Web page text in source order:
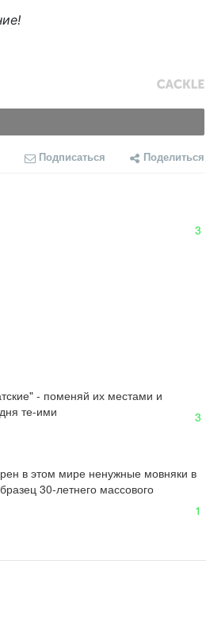
Подписаться Поделиться
3
- поменяй их местами и
те-ими
3
в этом мире ненужные мовняки в
30-летнего массового
1